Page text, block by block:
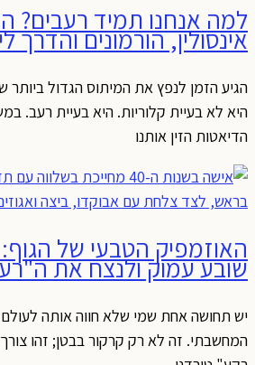
למה אנחנו תמיד רעבים?
אינסולין, הורמונים והדרך
הגיע הזמן לנפץ את המיתוס הגדול ביותר
היא לא בעיית קלוריות. היא בעיית רעב.
הדיאטות הזין אותנו
האוזמפיק הטבעי של
שובע עמוק ולנצח את
יש תחושה אחת שמי שלא חווה אותה לעולם
המחשבתי. זה לא רק קרקור בבטן; זהו